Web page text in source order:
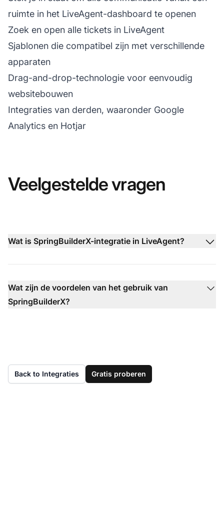
ruimte in het LiveAgent-dashboard te openen
Zoek en open alle tickets in LiveAgent
Sjablonen die compatibel zijn met verschillende
apparaten
Drag-and-drop-technologie voor eenvoudig
websitebouwen
Integraties van derden, waaronder Google
Analytics en Hotjar
Veelgestelde vragen
Wat is SpringBuilderX-integratie in LiveAgent?
Wat zijn de voordelen van het gebruik van
SpringBuilderX?
Back to Integraties Gratis proberen